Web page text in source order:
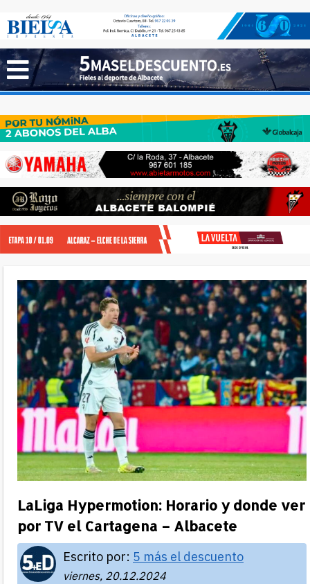
LaLiga Hypermotion: Horario y donde ver
por TV el Cartagena – Albacete
Escrito por: 5 más el descuento
viernes, 20.12.2024